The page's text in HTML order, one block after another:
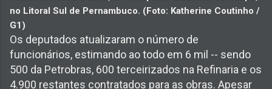
no Litoral Sul de Pernambuco. (Foto: Katherine Coutinho /
G1)
Os deputados atualizaram o número de
funcionários, estimando ao todo em 6 mil -- sendo
500 da Petrobras, 600 terceirizados na Refinaria e os
4.900 restantes contratados para as obras. Apesar